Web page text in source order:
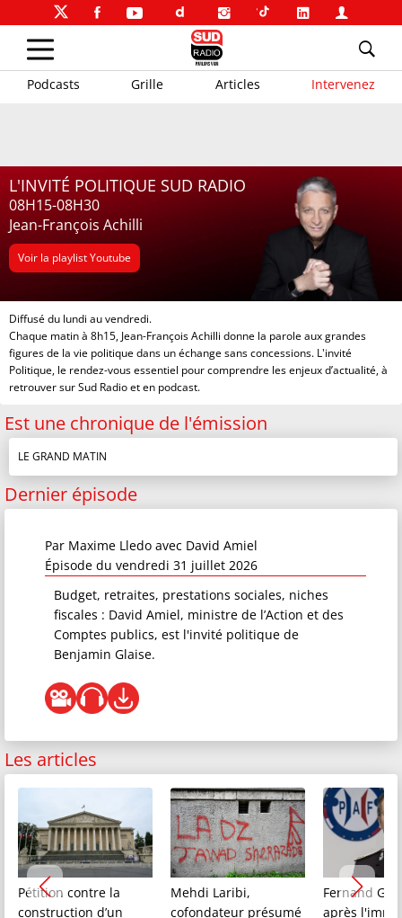
Podcasts Grille Articles Intervenez
L'INVITÉ POLITIQUE SUD RADIO
08H15-08H30
Jean-François Achilli
Voir la playlist Youtube
Diffusé du lundi au vendredi.
Chaque matin à 8h15, Jean-François Achilli donne la parole aux grandes
figures de la vie politique dans un échange sans concessions. L'invité
Politique, le rendez-vous essentiel pour comprendre les enjeux d’actualité, à
retrouver sur Sud Radio et en podcast.
Est une chronique de l'émission
LE GRAND MATIN
Dernier épisode
Par Maxime Lledo avec David Amiel
Épisode du vendredi 31 juillet 2026
Budget, retraites, prestations sociales, niches
fiscales : David Amiel, ministre de l’Action et des
Comptes publics, est l'invité politique de
Benjamin Glaise.
Les articles
Pétition contre la
construction d’un
Mehdi Laribi,
cofondateur présumé
Fernand
après